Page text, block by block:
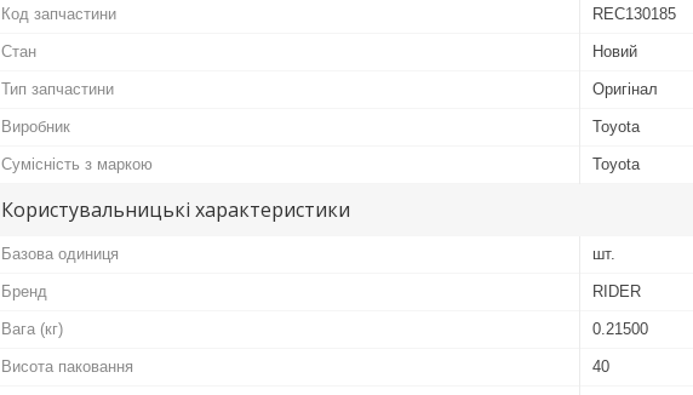
Код запчастини REC130185
Стан Новий
Тип запчастини Оригінал
Виробник Toyota
Сумісність з маркою Toyota
Користувальницькі характеристики
Базова одиниця шт.
Бренд RIDER
Вага (кг) 0.21500
Висота паковання 40